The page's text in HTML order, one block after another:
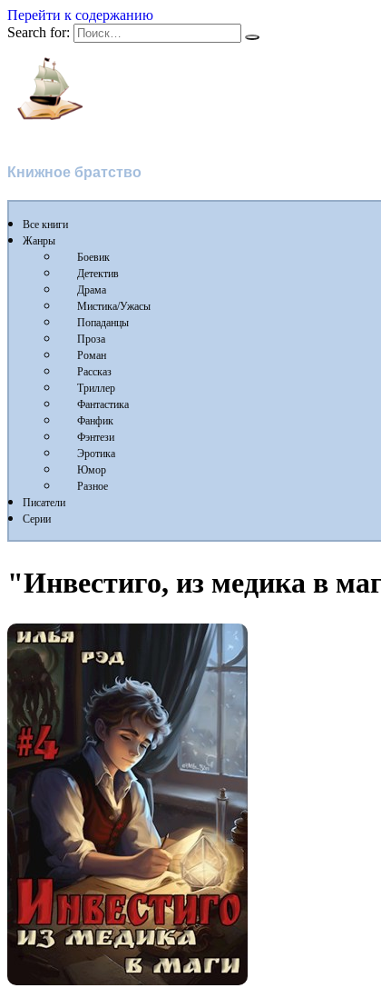
Перейти к содержанию
Search for:
Книжное братство
Все книги
Жанры
Боевик
Детектив
Драма
Мистика/Ужасы
Попаданцы
Проза
Роман
Рассказ
Триллер
Фантастика
Фанфик
Фэнтези
Эротика
Юмор
Разное
Писатели
Серии
"Инвестиго, из медика в